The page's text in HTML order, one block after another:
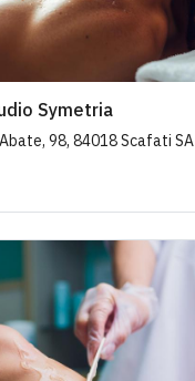
Symetria
98, 84018 Scafati SA